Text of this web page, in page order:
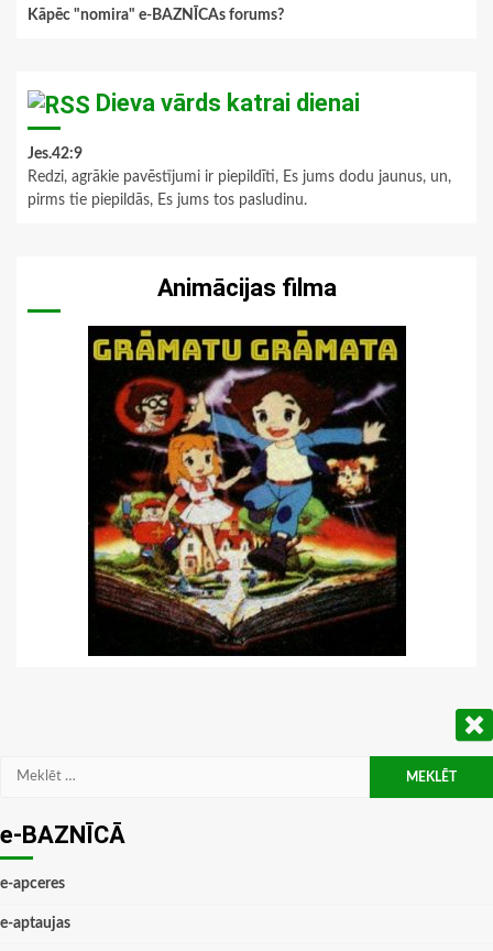
Kāpēc "nomira" e-BAZNĪCAs forums?
Dieva vārds katrai dienai
Jes.42:9
Redzi, agrākie pavēstījumi ir piepildīti, Es jums dodu jaunus, un,
pirms tie piepildās, Es jums tos pasludinu.
Animācijas filma
Meklēt:
e-BAZNĪCĀ
e-apceres
e-aptaujas